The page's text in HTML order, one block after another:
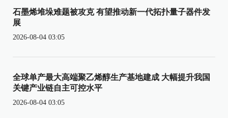
石墨烯堆垛难题被攻克 有望推动新一代拓扑量子器件发
展
2026-08-04 03:05
全球单产最大高端聚乙烯醇生产基地建成 大幅提升我国
关键产业链自主可控水平
2026-08-04 03:05